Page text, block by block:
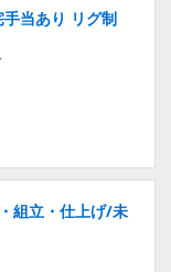
当あり リグ制
組立・仕上げ/未